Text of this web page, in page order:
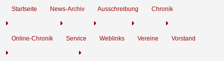
Startseite News-Archiv Ausschreibung Chronik
Online-Chronik Service Weblinks Vereine Vorstand